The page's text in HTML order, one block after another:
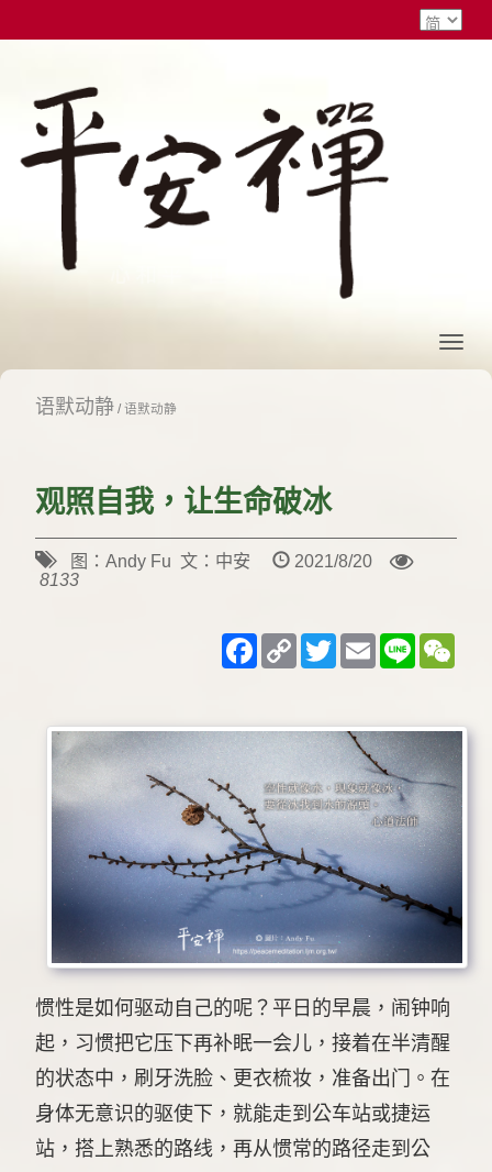
语默动静/语默动静
观照自我，让生命破冰
图：Andy Fu 文：中安
2021/8/20
8133
Facebook
Copy
Link
TwitterEmailLine
惯性是如何驱动自己的呢？平日的早晨，闹钟响
起，习惯把它压下再补眠一会儿，接着在半清醒
的状态中，刷牙洗脸、更衣梳妆，准备出门。在
身体无意识的驱使下，就能走到公车站或捷运
站，搭上熟悉的路线，再从惯常的路径走到公